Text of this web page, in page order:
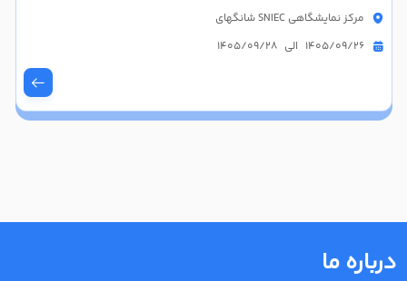
مرکز نمایشگاهی SNIEC شانگهای
1405/09/26 الی 1405/09/28
درباره ما